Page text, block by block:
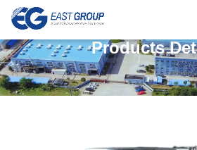
Products